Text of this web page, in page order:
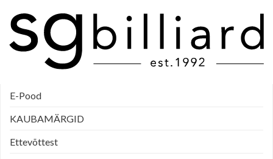
E-Pood
KAUBAMÄRGID
Ettevõttest